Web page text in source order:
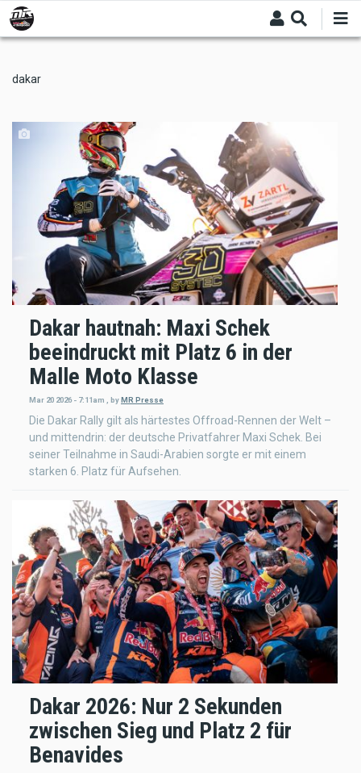
Skip
to
main
dakar
Dakar hautnah: Maxi Schek
beeindruckt mit Platz 6 in der
Malle Moto Klasse
Mar 20 2026 - 7:11am , by MR Presse
Die Dakar Rally gilt als härtestes Offroad-Rennen der Welt –
und mittendrin: der deutsche Privatfahrer Maxi Schek. Bei
seiner Teilnahme in Saudi-Arabien sorgte er mit einem
starken 6. Platz für Aufsehen.
Dakar 2026: Nur 2 Sekunden
zwischen Sieg und Platz 2 für
Benavides